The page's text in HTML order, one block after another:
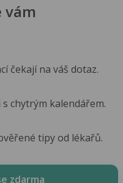
vám
čekají na váš dotaz.
chytrým kalendářem.
tipy od lékařů.
zdarma